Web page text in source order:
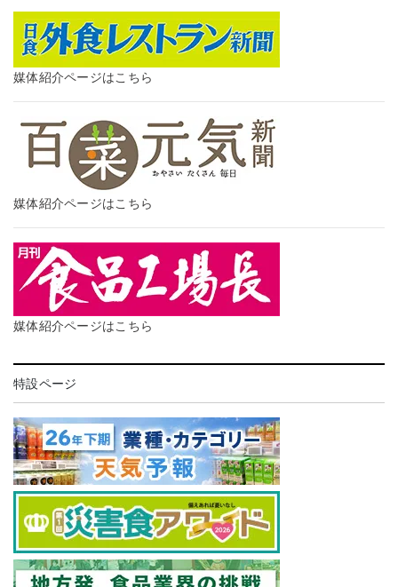
媒体紹介ページはこちら
媒体紹介ページはこちら
媒体紹介ページはこちら
特設ページ